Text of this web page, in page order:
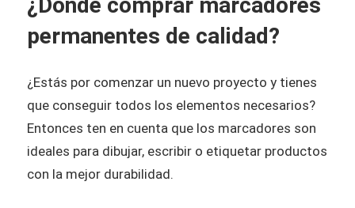
permanentes de calidad?
¿Estás por comenzar un nuevo proyecto y tienes
que conseguir todos los elementos necesarios?
Entonces ten en cuenta que los marcadores son
ideales para dibujar, escribir o etiquetar productos
con la mejor durabilidad.